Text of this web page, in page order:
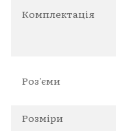
Комплектація
Роз'єми
Розміри